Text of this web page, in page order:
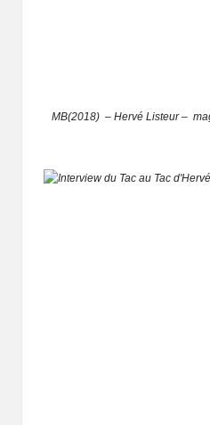
MB(2018) – Hervé Listeur–